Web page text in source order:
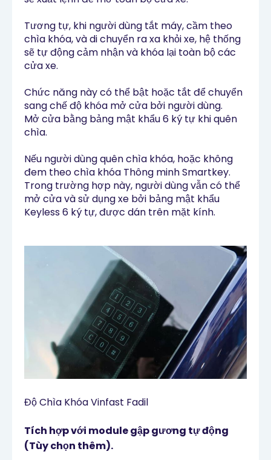
Tương tự, khi người dùng tắt máy, cầm theo
chìa khóa, và di chuyển ra xa khỏi xe, hệ thống
sẽ tự động cảm nhận và khóa lại toàn bộ các
cửa xe.
Chức năng này có thể bật hoặc tắt để chuyển
sang chế độ khóa mở cửa bởi người dùng.
Mở cửa bằng bảng mật khẩu 6 ký tự khi quên
chìa.
Nếu người dùng quên chìa khóa, hoặc không
đem theo chìa khóa Thông minh Smartkey.
Trong trường hợp này, người dùng vẫn có thể
mở cửa và sử dụng xe bởi bảng mật khẩu
Keyless 6 ký tự, được dán trên mặt kính.
Độ Chìa Khóa Vinfast Fadil
Tích hợp với module gập gương tự động
(Tùy chọn thêm).